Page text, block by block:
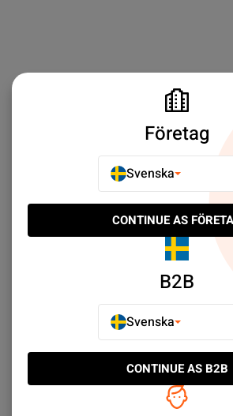
Företag
Svenska
CONTINUE AS
B2B
Svenska
CONTINUE AS B2B